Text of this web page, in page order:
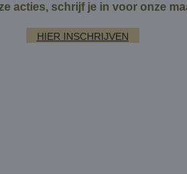
acties, schrijf je in voor onze
HIER INSCHRIJVEN